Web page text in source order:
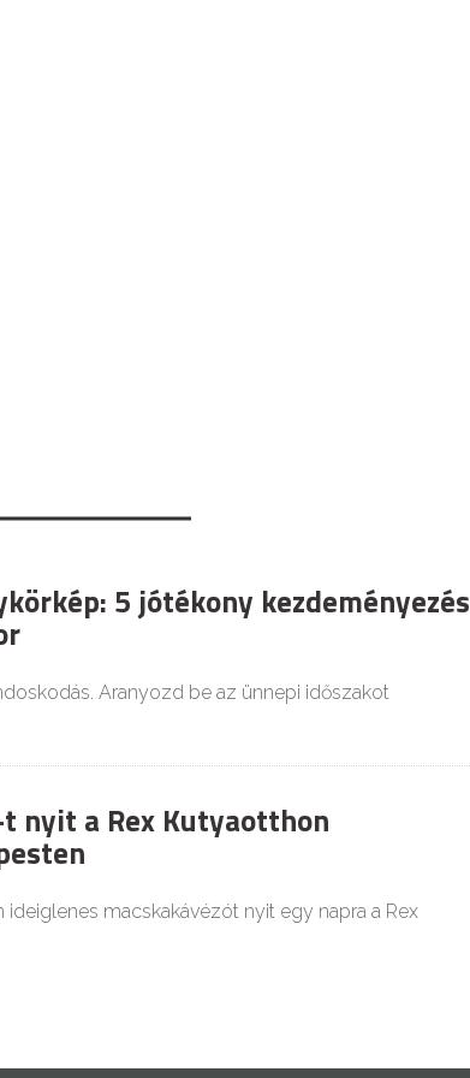
5 jótékony kezdeményezés
Aranyozd be az ünnepi időszakot
t nyit a Rex Kutyaotthon
ideiglenes macskakávézót nyit egy napra a Rex